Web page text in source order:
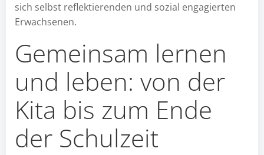
sich selbst reflektierenden und sozial engagierten
Erwachsenen.
Gemeinsam lernen
und leben: von der
Kita bis zum Ende
der Schulzeit